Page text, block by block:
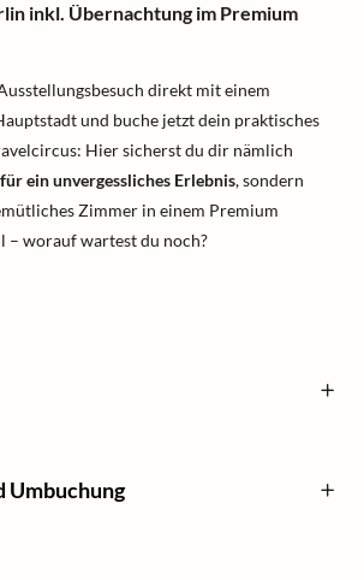
inkl. Übernachtung im Premium
direkt mit einem
und buche jetzt dein praktisches
Hier sicherst du dir nämlich
ein unvergessliches Erlebnis, sondern
Zimmer in einem Premium
– worauf wartest du noch?
Umbuchung